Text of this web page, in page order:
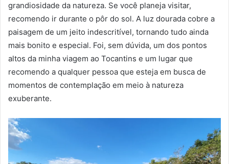
grandiosidade da natureza. Se você planeja visitar,
recomendo ir durante o pôr do sol. A luz dourada cobre a
paisagem de um jeito indescritível, tornando tudo ainda
mais bonito e especial. Foi, sem dúvida, um dos pontos
altos da minha viagem ao Tocantins e um lugar que
recomendo a qualquer pessoa que esteja em busca de
momentos de contemplação em meio à natureza
exuberante.